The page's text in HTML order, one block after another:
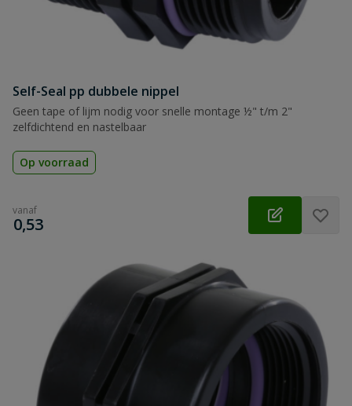
Self-Seal pp dubbele nippel
Geen tape of lijm nodig voor snelle montage ½" t/m 2"
zelfdichtend en nastelbaar
Op voorraad
vanaf
€
0,53